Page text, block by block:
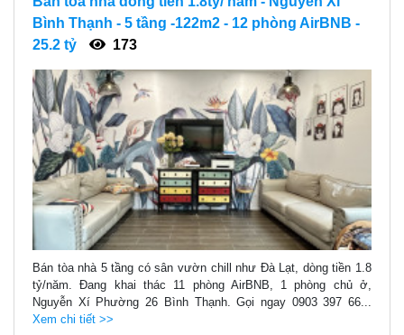
Bình Thạnh - 5 tầng -122m2 - 12 phòng AirBNB -
25.2 tỷ
173
Bán tòa nhà 5 tầng có sân vườn chill như Đà Lạt, dòng tiền 1.8
tỷ/năm. Đang khai thác 11 phòng AirBNB, 1 phòng chủ ở,
Nguyễn Xí Phường 26 Bình Thạnh. Gọi ngay 0903 397 66...
Xem chi tiết >>